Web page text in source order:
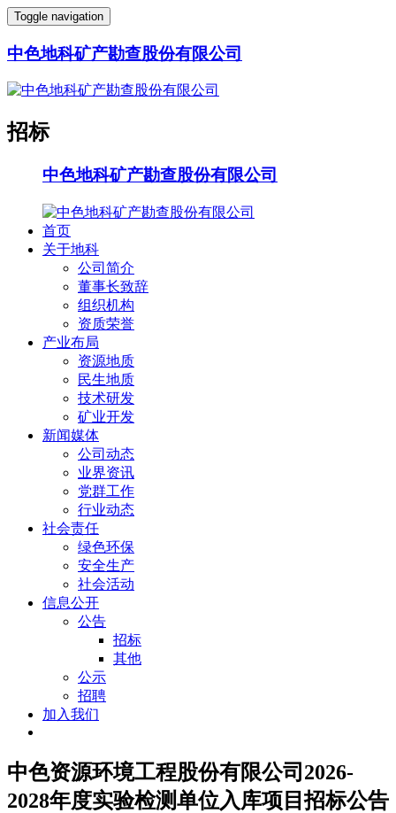
Toggle navigation
中色地科矿产勘查股份有限公司
招标
中色地科矿产勘查股份有限公司
首页
关于地科
公司简介
董事长致辞
组织机构
资质荣誉
产业布局
资源地质
民生地质
技术研发
矿业开发
新闻媒体
公司动态
业界资讯
党群工作
行业动态
社会责任
绿色环保
安全生产
社会活动
信息公开
公告
招标
其他
公示
招聘
加入我们
中色资源环境工程股份有限公司2026-
2028年度实验检测单位入库项目招标公告